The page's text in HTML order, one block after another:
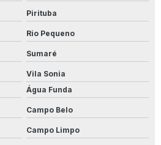
Calçada
Piso De Banheiro
Piso Branco
Piso Externo
Pisos
Pirituba
Rio Pequeno
Sumaré
Vila Sonia
Água Funda
Campo Belo
Campo Limpo